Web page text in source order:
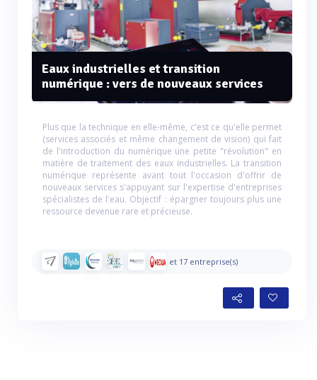
Eaux industrielles et transition
numérique : vers de nouveaux services
Plus que la technique en elle-même, c'est ce qu'elle permet
(services associés et même changement de vision) qui fait
de l'introduction du numérique une petite "révolution" en
matière de traitement des eaux industrielles. La transition
numérique représente avant tout l'occasion d'offrir de
nouveaux services s'appuyant sur l'expertise d'entreprises
spécialistes de l'eau. Objectif : épargner toujours plus une
ressource devenue rare et précieuse.
et 17 entreprise(s)